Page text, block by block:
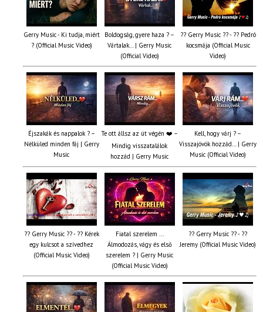
Gerry Music - Ki tudja, miért
? (Official Music Video)
Boldogság, gyere haza ? –
Vártalak… | Gerry Music
(Official Video)
?? Gerry Music ?? - ?? Pedró
kocsmája (Official Music
Video)
Éjszakák és nappalok ? –
Nélküled minden fáj | Gerry
Music
Te ott állsz az út végén ❤️ –
Mindig visszatalálok
hozzád | Gerry Music
Kell, hogy várj ? –
Visszajövök hozzád… | Gerry
Music (Official Video)
?? Gerry Music ?? - ?? Kérek
egy kulcsot a szívedhez
(Official Music Video)
Fiatal szerelem ...
Álmodozás, vágy és első
szerelem ? | Gerry Music
(Official Music Video)
?? Gerry Music ?? - ??
Jeremy (Official Music Video)